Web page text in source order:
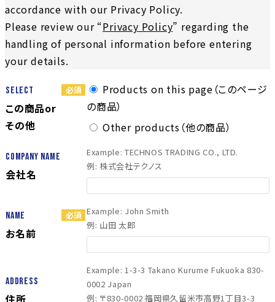
accordance with our Privacy Policy.
Please review our “Privacy Policy” regarding the
handling of personal information before entering
your details.
Select
この商品or
その他
Products on this page（このページ
の商品）
Other products（他の商品）
Company Name
会社名
Example: TECHNOS TRADING CO., LTD.
例: 株式会社テクノス
Name
お名前
Example: John Smith
例: 山田 太郎
Address
住所
Example: 1-3-3 Takano Kurume Fukuoka 830-
0002 Japan
例: 〒830-0002 福岡県久留米市高野1丁目3-3